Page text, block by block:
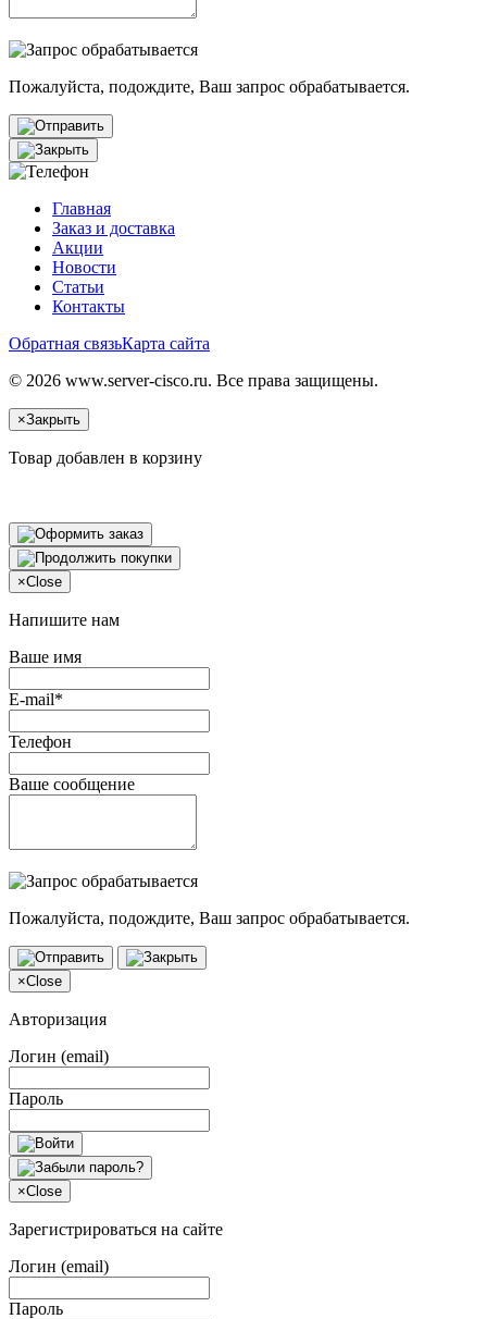
Пожалуйста, подождите, Ваш запрос обрабатывается.
Главная
Заказ и доставка
Акции
Новости
Статьи
Контакты
Обратная связьКарта сайта
© 2026 www.server-cisco.ru. Все права защищены.
×Закрыть
Товар добавлен в корзину
×Close
Напишите нам
Ваше имя
E-mail*
Телефон
Ваше сообщение
Пожалуйста, подождите, Ваш запрос обрабатывается.
×Close
Авторизация
Логин (email)
Пароль
×Close
Зарегистрироваться на сайте
Логин (email)
Пароль